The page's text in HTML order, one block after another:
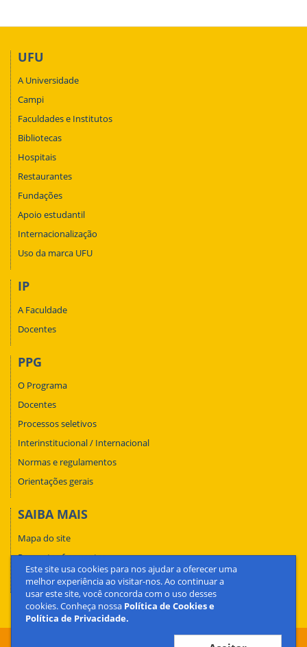
Este site usa cookies para nos ajudar a oferecer uma
melhor experiência ao visitar-nos. Ao continuar a
usar este site, você concorda com o uso desses
cookies. Conheça nossa Política de Cookies e
Política de Privacidade.
UFU
A Universidade
Campi
Faculdades e Institutos
Bibliotecas
Hospitais
Restaurantes
Fundações
Apoio estudantil
Internacionalização
Uso da marca UFU
IP
A Faculdade
Docentes
PPG
O Programa
Docentes
Processos seletivos
Interinstitucional / Internacional
Normas e regulamentos
Orientações gerais
SAIBA MAIS
Mapa do site
Perguntas frequentes
Fale conosco